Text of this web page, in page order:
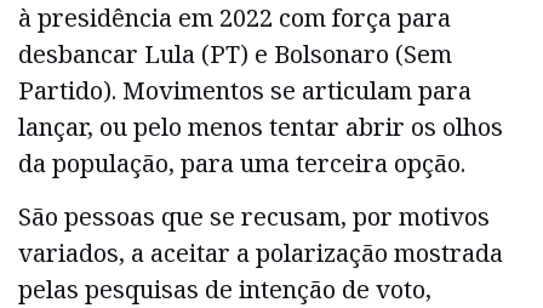
à presidência em 2022 com força para
desbancar Lula (PT) e Bolsonaro (Sem
Partido). Movimentos se articulam para
lançar, ou pelo menos tentar abrir os olhos
da população, para uma terceira opção.
São pessoas que se recusam, por motivos
variados, a aceitar a polarização mostrada
pelas pesquisas de intenção de voto,